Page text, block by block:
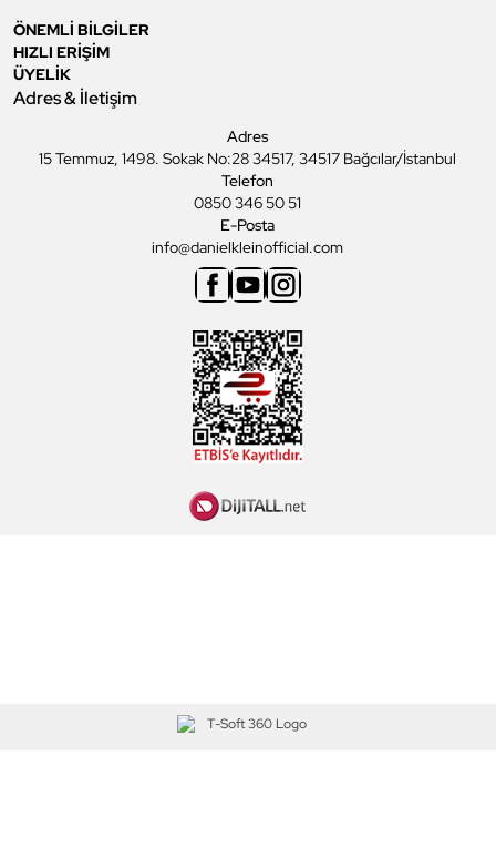
ÖNEMLİ BİLGİLER
HIZLI ERİŞİM
ÜYELİK
Adres & İletişim
Adres
15 Temmuz, 1498. Sokak No:28 34517, 34517 Bağcılar/İstanbul
Telefon
0850 346 50 51
E-Posta
info@danielkleinofficial.com
Facebook
YoutubeInstagram